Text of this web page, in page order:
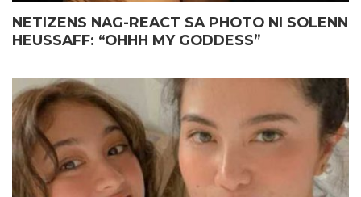
NETIZENS NAG-REACT SA PHOTO NI SOLENN
HEUSSAFF: “OHHH MY GODDESS”